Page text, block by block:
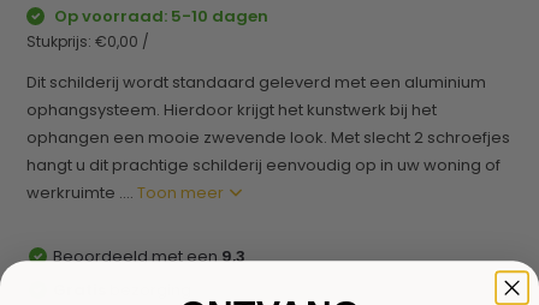
Op voorraad: 5-10 dagen
Stukprijs:€0,00 /
Dit schilderij wordt standaard geleverd met een aluminium
ophangsysteem. Hierdoor krijgt het kunstwerk bij het
ophangen een mooie zwevende look. Met slecht 2 schroefjes
hangt u dit prachtige schilderij eenvoudig op in uw woning of
werkruimte ....Toon meer
Beoordeeld met een9,3